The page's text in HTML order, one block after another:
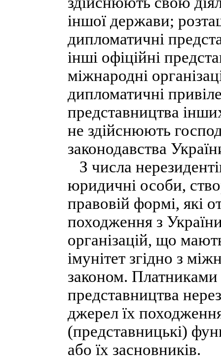
іншої держави;
дипломатичні
інші офіційні
міжнародні
дипломатичні
представництва
не здійснюють
законодавства
З числа
юридичні особи,
правовій формі, які
походження з
організацій, що
імунітет згідно з
законом. Платниками
представництва
джерел їх
(представницькі)
або їх засновників.